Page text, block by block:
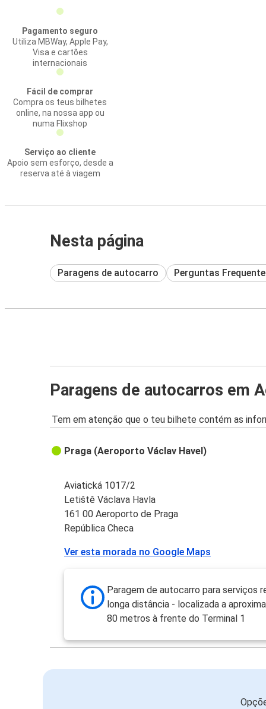
Pagamento seguro
Utiliza MBWay, Apple Pay,
Visa e cartões
internacionais
Fácil de comprar
Compra os teus bilhetes
online, na nossa app ou
numa Flixshop
Serviço ao cliente
Apoio sem esforço, desde a
reserva até à viagem
Nesta página
Paragens de autocarro Perguntas
Paragens de autocarros em
Tem em atenção que o teu bilhete contém as
Praga (Aeroporto Václav Havel)
Aviatická 1017/2
Letiště Václava Havla
161 00 Aeroporto de Praga
República Checa
Ver esta morada no Google Maps
Paragem de autocarro para serviços
longa distância - localizada a
80 metros à frente do Terminal 1